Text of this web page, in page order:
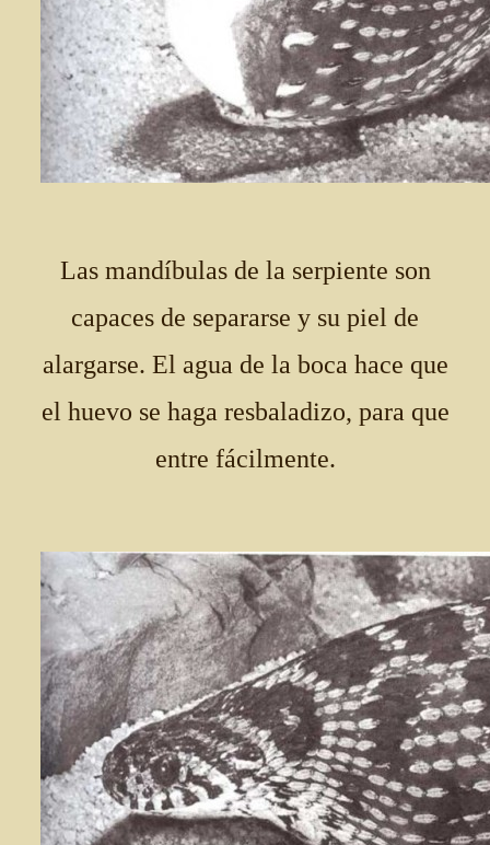
Las mandíbulas de la serpiente son
capaces de separarse y su piel de
alargarse. El agua de la boca hace que
el huevo se haga resbaladizo, para que
entre fácilmente.